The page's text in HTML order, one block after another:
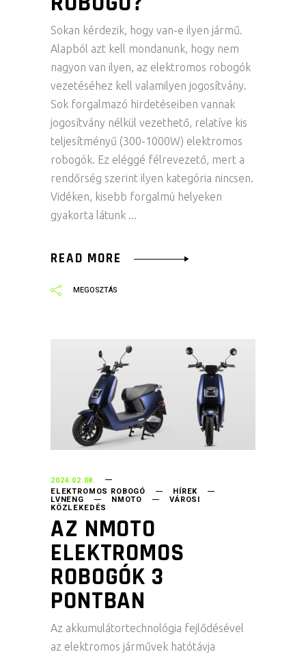
Sokan kérdezik, hogy van-e ilyen jármű.
Alapból azt kell mondanunk, hogy nem
nagyon van ilyen, az elektromos robogók
vezetéséhez kell valamilyen jogosítvány.
Sok forgalmazó hirdetéseiben vannak
jogosítvány nélkül vezethető, relatíve kis
teljesítményű (300-1000W) elektromos
robogók. Ez eléggé félrevezető, mert a
rendőrség szerint ilyen kategória nincsen.
Vidéken, kisebb forgalmú helyeken
gyakorta látunk
READ MORE
2024.02.08.
ELEKTROMOS ROBOGÓ
HÍREK
LVNENG NMOTO VÁROSI
KÖZLEKEDÉS
AZ NMOTO
ELEKTROMOS
ROBOGÓK 3
PONTBAN
Az akkumulátortechnológia fejlődésével
az elektromos járművek hatótávja